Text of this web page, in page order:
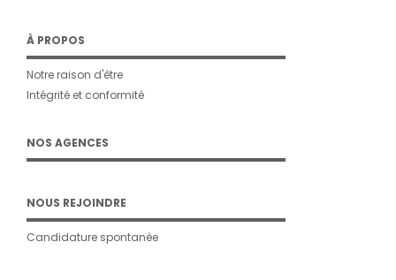
À PROPOS
Notre raison d'être
Intégrité et conformité
NOS AGENCES
NOUS REJOINDRE
Candidature spontanée